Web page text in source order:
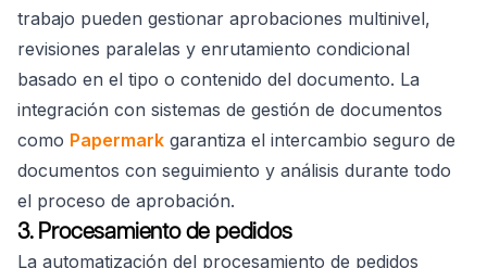
trabajo pueden gestionar aprobaciones multinivel,
revisiones paralelas y enrutamiento condicional
basado en el tipo o contenido del documento. La
integración con sistemas de gestión de documentos
como Papermark garantiza el intercambio seguro de
documentos con seguimiento y análisis durante todo
el proceso de aprobación.
3. Procesamiento de pedidos
La automatización del procesamiento de pedidos